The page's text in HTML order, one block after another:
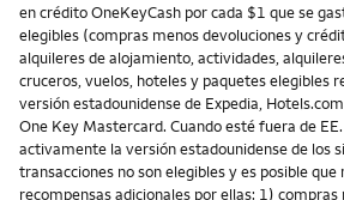
en crédito OneKeyCash por cada $1 que se
elegibles (compras menos devoluciones y
alquileres de alojamiento, actividades,
cruceros, vuelos, hoteles y paquetes elegibles
versión estadounidense de Expedia,
One Key Mastercard. Cuando esté fuera de
activamente la versión estadounidense de los
transacciones no son elegibles y es posible que
recompensas adicionales por ellas: 1)